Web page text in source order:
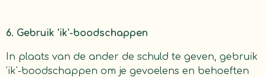
6. Gebruik 'ik'-boodschappen
In plaats van de ander de schuld te geven, gebruik
'ik'-boodschappen om je gevoelens en behoeften